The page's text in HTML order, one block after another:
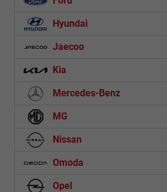
Hyundai
Jaecoo
Kia
Mercedes-Benz
MG
Nissan
Omoda
Opel